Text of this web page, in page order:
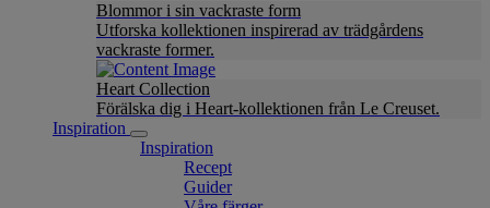
Blommor i sin vackraste form
Utforska kollektionen inspirerad av trädgårdens
vackraste former.
Heart Collection
Förälska dig i Heart-kollektionen från Le Creuset.
Inspiration
Inspiration
Recept
Guider